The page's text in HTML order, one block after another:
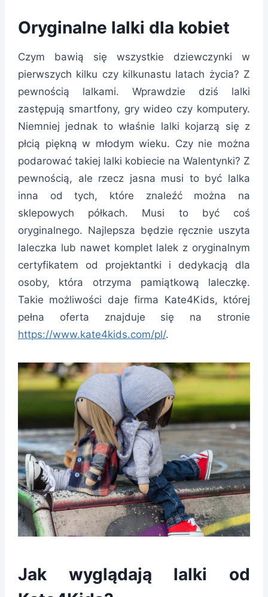
Oryginalne lalki dla kobiet
Czym bawią się wszystkie dziewczynki w
pierwszych kilku czy kilkunastu latach życia? Z
pewnością lalkami. Wprawdzie dziś lalki
zastępują smartfony, gry wideo czy komputery.
Niemniej jednak to właśnie lalki kojarzą się z
płcią piękną w młodym wieku. Czy nie można
podarować takiej lalki kobiecie na Walentynki? Z
pewnością, ale rzecz jasna musi to być lalka
inna od tych, które znaleźć można na
sklepowych półkach. Musi to być coś
oryginalnego. Najlepsza będzie ręcznie uszyta
laleczka lub nawet komplet lalek z oryginalnym
certyfikatem od projektantki i dedykacją dla
osoby, która otrzyma pamiątkową laleczkę.
Takie możliwości daje firma Kate4Kids, której
pełna oferta znajduje się na stronie
https://www.kate4kids.com/pl/.
Jak wyglądają lalki od